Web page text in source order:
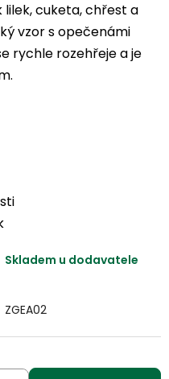
lilek, cuketa, chřest a
vzor s opečenámi
rychle rozehřeje a je
Skladem u dodavatele
ZGEA02